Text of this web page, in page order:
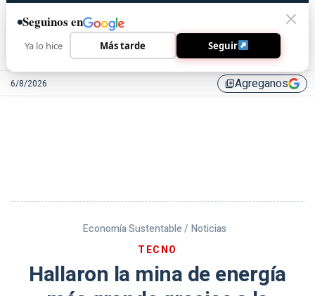
6/8/2026 library_addAgreganos
Economía Sustentable / Noticias
TECNO
Hallaron la mina de energía
Seguinos en
Ya lo hice Más tarde Seguir